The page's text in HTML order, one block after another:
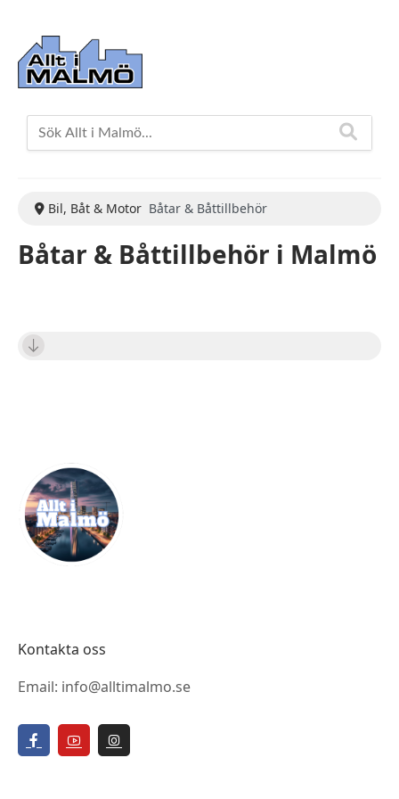
Bil, Båt & Motor Båtar & Båttillbehör
Båtar & Båttillbehör i Malmö
Kontakta oss
Email: info@alltimalmo.se